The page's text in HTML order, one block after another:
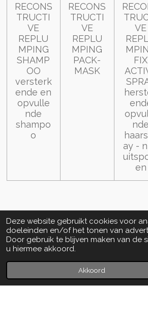
Deze website gebruikt cookies voor
doeleinden en/of het tonen van
Door gebruik te blijven maken van de
u hiermee akkoord.
Akkoord
RECONS
TRUCTI
VE
REPLU
MPING
SHAMP
OO
versterk
ende en
opvulle
nde
shampo
o
RECONS
TRUCTI
VE
REPLU
MPING
PACK-
MASK
VE
FIX
nde
ay -
en
Algemene voorwaarden
Telefoonnummer